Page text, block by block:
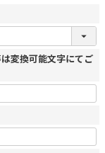
変換可能文字にてご